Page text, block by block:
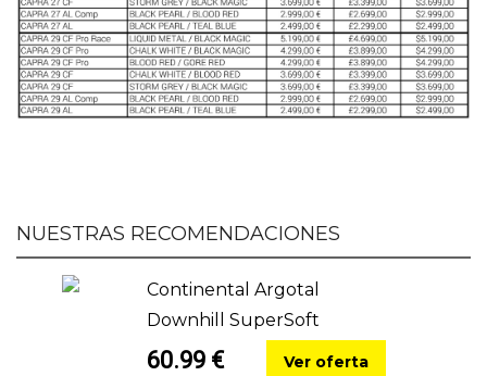
NUESTRAS RECOMENDACIONES
Continental Argotal
Downhill SuperSoft
60.99 € Ver oferta